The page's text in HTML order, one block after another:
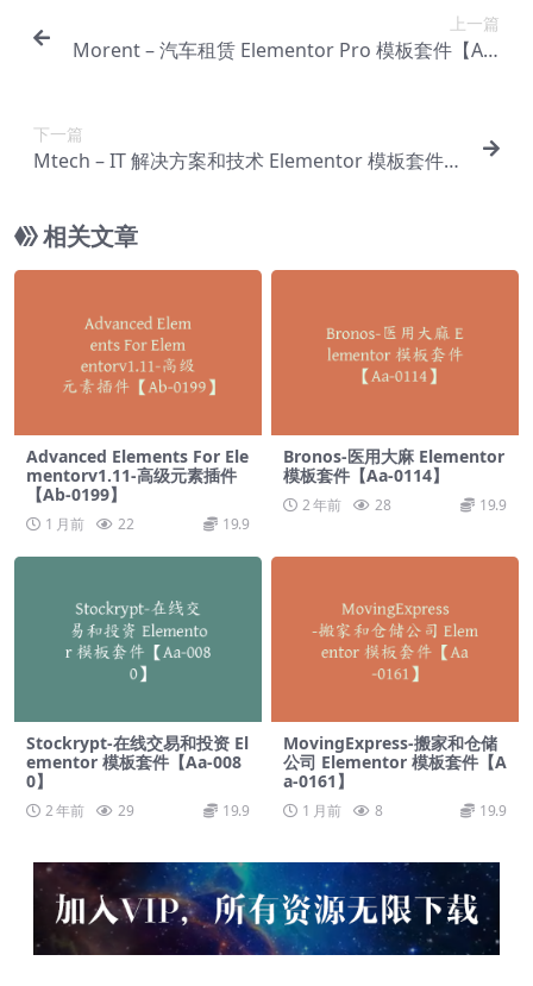
上一篇
Morent – 汽车租赁 Elementor Pro 模板套件【Aa-
下一篇
Mtech – IT 解决方案和技术 Elementor 模板套件
相关文章
Advanced Elements For Ele
mentorv1.11-高级元素插件
【Ab-0199】
1 月前 22 19.9
Bronos-医用大麻 Elementor
模板套件【Aa-0114】
2 年前 28 19.9
Stockrypt-在线交易和投资 El
ementor 模板套件【Aa-008
0】
2 年前 29 19.9
MovingExpress-搬家和仓储
公司 Elementor 模板套件【A
a-0161】
1 月前 8 19.9